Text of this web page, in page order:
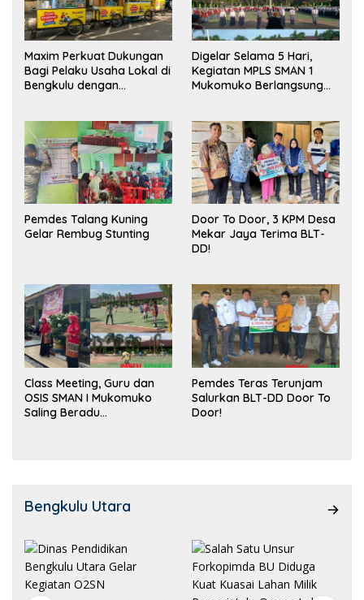
Maxim Perkuat Dukungan
Bagi Pelaku Usaha Lokal di
Bengkulu dengan
Pasar
Digelar Selama 5 Hari,
Kegiatan MPLS SMAN 1
Mukomuko Berlangsung
Pemdes Talang Kuning
Gelar Rembug Stunting
Door To Door, 3 KPM Desa
Mekar Jaya Terima BLT-
DD!
Class Meeting, Guru dan
OSIS SMAN I Mukomuko
Saling Beradu
Pemdes Teras Terunjam
Salurkan BLT-DD Door To
Door!
Bengkulu Utara